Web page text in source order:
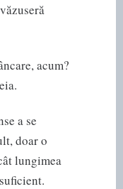
acum?
a se
doar o
lungimea